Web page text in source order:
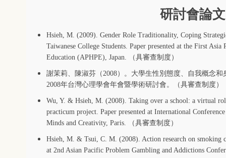
研討會論文
Hsieh, M. (2009). Gender Role Traditionality, Coping
Taiwanese College Students. Paper presented at the First
Education (APHPE), Japan. （具審查制度）
謝茉莉、陳淑芬（2008）。大學生性別態度、自我概念
2008年台灣心理學會年會暨學術研討會。（具審查制度）
Wu, Y. & Hsieh, M. (2008). Taking over a school: a virtual
practicum project. Paper presented at International
Minds and Creativity, Paris. （具審查制度）
Hsieh, M. & Tsui, C. M. (2008). Action research on smoking
at 2nd Asian Pacific Problem Gambling and Addictions